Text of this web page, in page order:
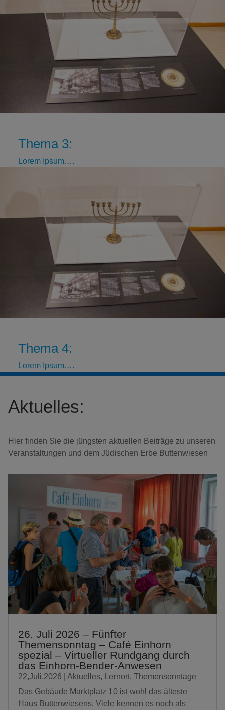
Thema 3:
Lorem Ipsum….
Thema 4:
Lorem Ipsum….
Aktuelles:
Hier finden Sie die jüngsten aktuellen Beiträge zu unseren
Veranstaltungen und dem Jüdischen Erbe Buttenwiesen
26. Juli 2026 – Fünfter
Themensonntag – Café Einhorn
spezial – Virtueller Rundgang durch
das Einhorn-Bender-Anwesen
22,Juli,2026 Aktuelles, Lernort, Themensonntage
Das Gebäude Marktplatz 10 ist wohl das älteste
Haus Buttenwiesens. Viele kennen es noch als